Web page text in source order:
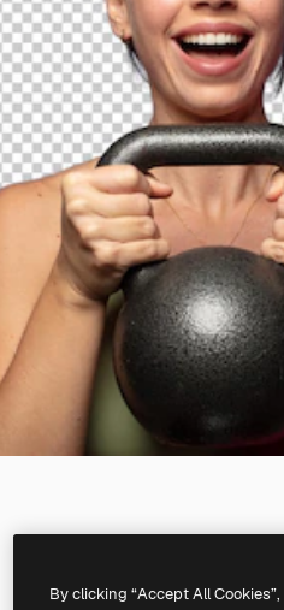
By clicking “Accept All